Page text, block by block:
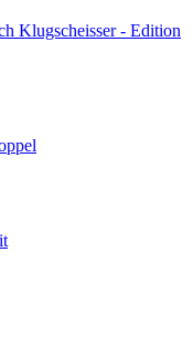
Klugscheisser - Edition